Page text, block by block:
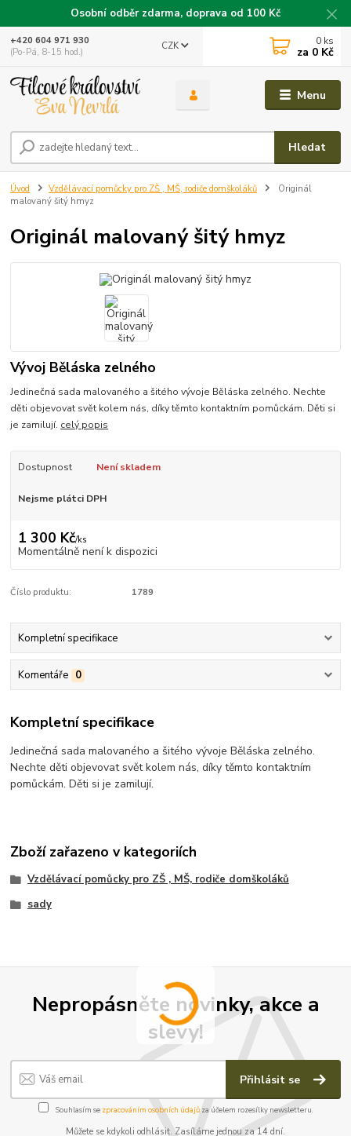
Osobní odběr zdarma, doprava od 100 Kč
Menu
CZK
Hledat
+420 604 971 930
(Po-Pá, 8-15 hod.)
0 ks
za 0 Kč
Úvod Vzdělávací pomůcky pro ZŠ , MŠ, rodiče domškoláků
Originál
malovaný šitý hmyz
Originál malovaný šitý hmyz
Vývoj Běláska zelného
Jedinečná sada malovaného a šitého vývoje Běláska zelného. Nechte
děti objevovat svět kolem nás, díky těmto kontaktním pomůckám. Děti si
je zamilují. celý popis
Dostupnost Není skladem
Nejsme plátci DPH
1 300 Kč/ks
Momentálně není k dispozici
Číslo produktu: 1789
Kompletní specifikace
Komentáře 0
Kompletní specifikace
Jedinečná sada malovaného a šitého vývoje Běláska zelného.
Nechte děti objevovat svět kolem nás, díky těmto kontaktním
pomůckám. Děti si je zamilují.
Zboží zařazeno v kategoriích
Vzdělávací pomůcky pro ZŠ , MŠ, rodiče domškoláků
sady
Nepropásněte novinky, akce a
slevy!
Přihlásit se
Souhlasím se zpracováním osobních údajůza účelem rozesílky newsletteru.
Můžete se kdykoli odhlásit. Zasíláme jednou za 14 dní.